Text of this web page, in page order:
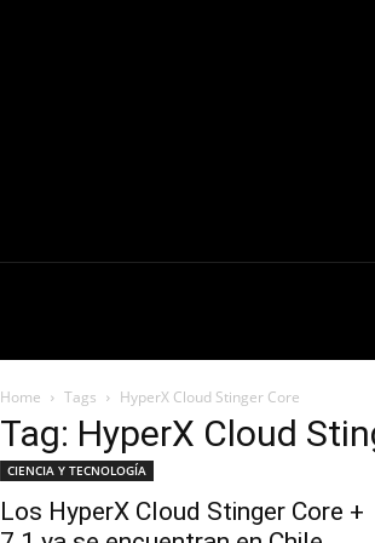
Home Tags HyperX Cloud Stinger Core
Tag: HyperX Cloud
CIENCIA Y TECNOLOGÍA
Los HyperX Cloud Stinger Core +